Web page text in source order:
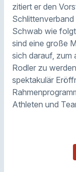
zitiert er den
Schwab wie
sind eine große
sich darauf, zum
Rodler zu
spektakulär
Athleten und